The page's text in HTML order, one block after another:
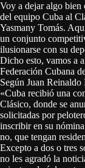
Voy a dejar algo bien
del equipo Cuba al
Yasmany Tomás.
un conjunto
ilusionarse con su
Dicho esto, vamos a
Federación Cubana
Según Juan Reinaldo
«Cuba recibió una
Clásico, donde se
solicitadas por
inscribir en su
no, que tengan
Excepto a dos o tres
no les agradó la